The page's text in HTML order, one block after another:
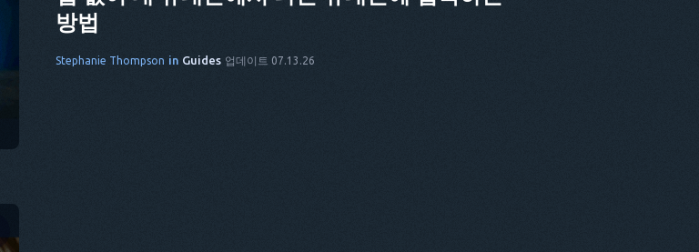
방법
Stephanie Thompson in Guides 업데이트 07.13.26